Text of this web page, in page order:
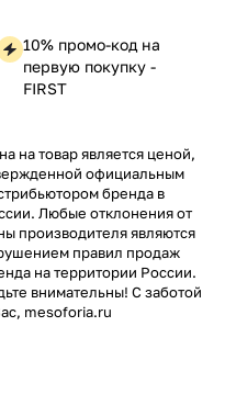
10% промо-код на
первую покупку -
FIRST
на товар является ценой,
официальным
бренда в
Любые отклонения от
производителя являются
правил продаж
на территории России.
внимательны! С заботой
mesoforia.ru